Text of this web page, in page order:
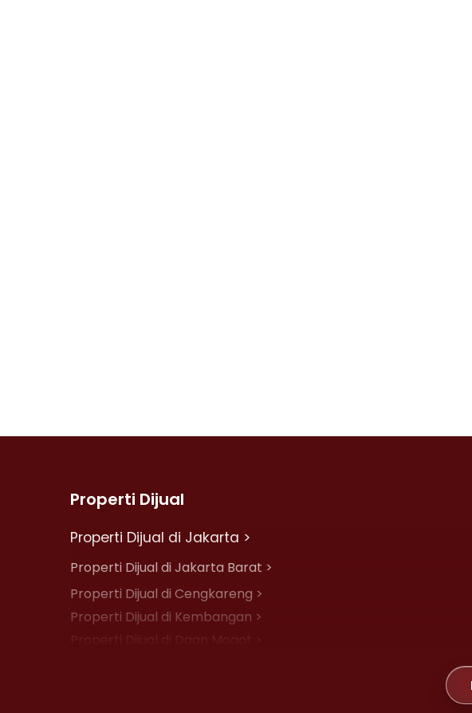
Properti Dijual
Properti Dijual di Jakarta >
Properti Dijual di Jakarta Barat >
Properti Dijual di Cengkareng >
Properti Dijual di Kembangan >
Properti Dijual di Daan Mogot >